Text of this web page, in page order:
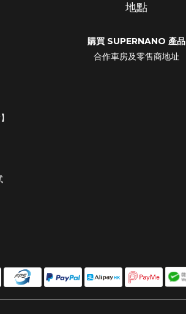
地點
購買 SUPERNANO 產品
合作車房及零售商地址